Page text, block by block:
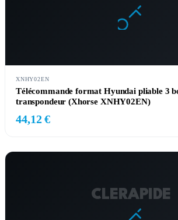
XNHY02EN
Télécommande format Hyundai pliable 3
transpondeur (Xhorse XNHY02EN)
44,12 €
CLERAPIDE